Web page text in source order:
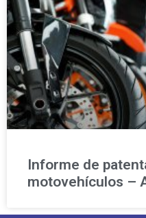
Informe de
motovehículos –